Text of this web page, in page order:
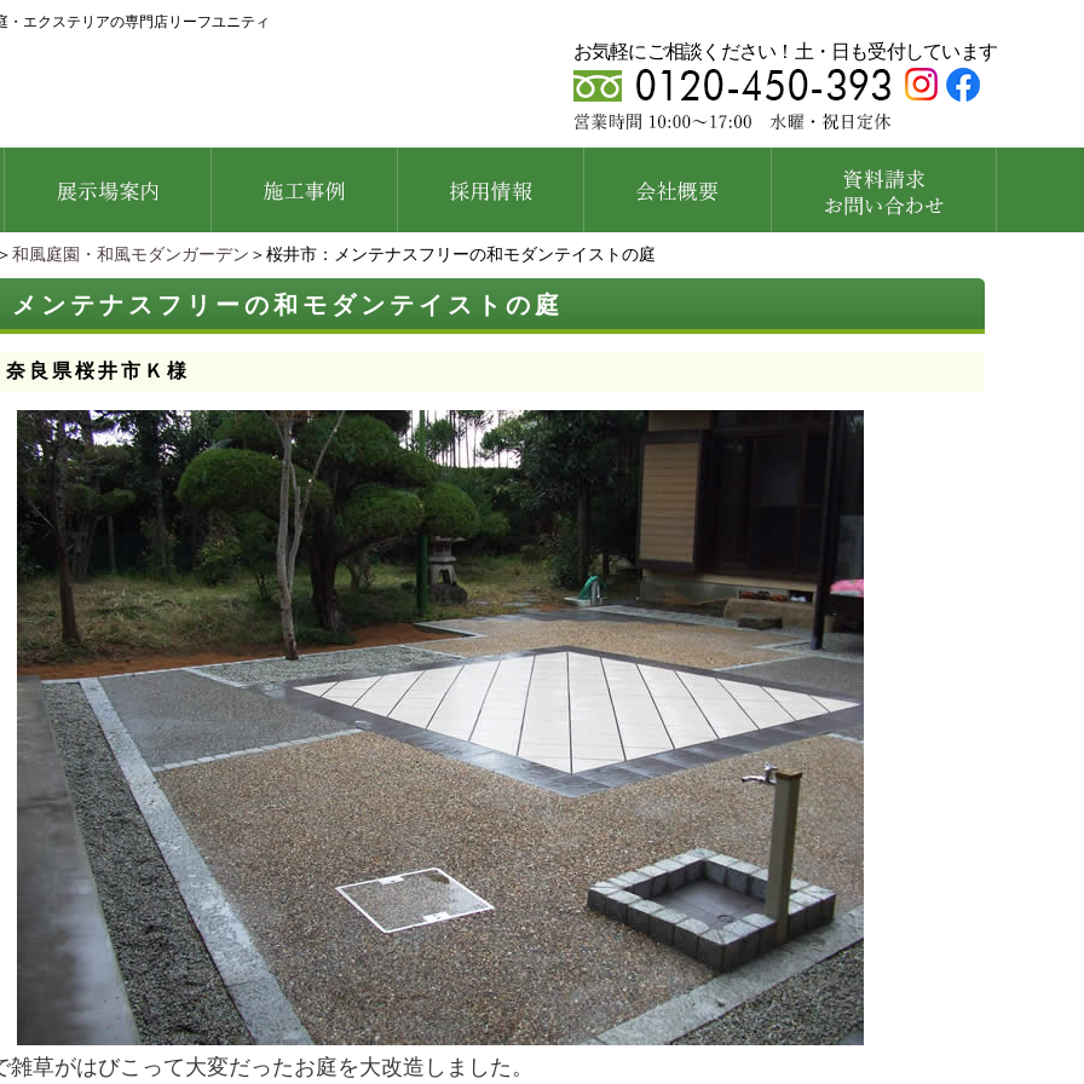
・エクステリアの専門店リーフユニティ
お気軽にご相談ください！土・日も受付しています
和風庭園・和風モダンガーデン ＞桜井市：メンテナスフリーの和モダンテイストの庭
メンテナスフリーの和モダンテイストの庭
良県桜井市Ｋ様
雑草がはびこって大変だったお庭を大改造しました。